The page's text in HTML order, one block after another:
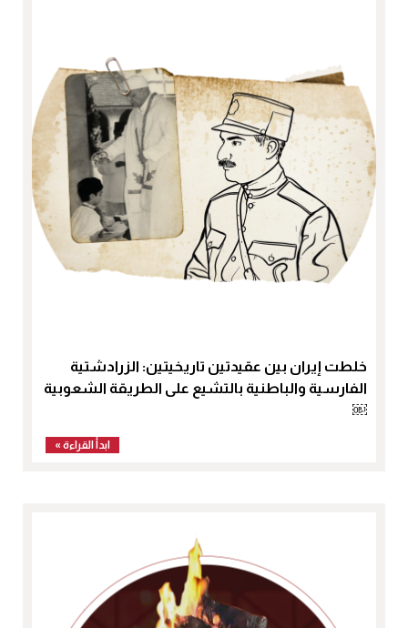
خلطت إيران بين عقيدتين تاريخيتين: الزرادشتية
الفارسية والباطنية بالتشيع على الطريقة الشعوبية
￼
ابدأ القراءة »